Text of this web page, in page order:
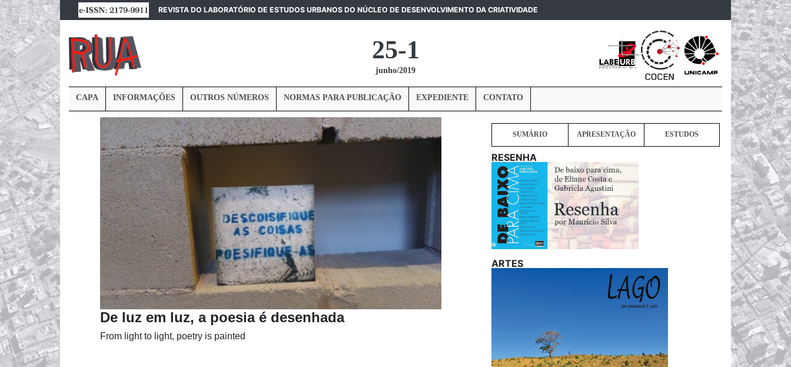
REVISTA DO LABORATÓRIO DE ESTUDOS URBANOS DO NÚCLEO DE DESENVOLVIMENTO DA CRIATIVIDADE
25-1
junho/2019
CAPA INFORMAÇÕES OUTROS NÚMEROS NORMAS PARA PUBLICAÇÃO EXPEDIENTE CONTATO
De luz em luz, a poesia é desenhada
From light to light, poetry is painted
SUMÁRIO APRESENTAÇÃO ESTUDOS
RESENHA
ARTES